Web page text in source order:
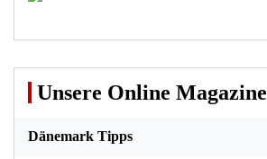
Unsere Online Magazine
Dänemark Tipps